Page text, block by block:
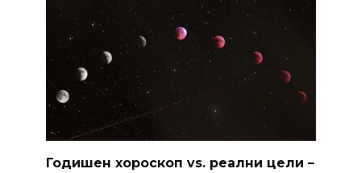
Годишен хороскоп vs. реални цели –